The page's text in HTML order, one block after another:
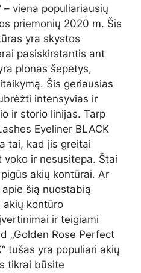
– viena populiariausių
priemonių 2020 m. Šis
yra skystos
pasiskirstantis ant
plonas šepetys,
Šis geriausias
intensyvias ir
ir storio linijas. Tarp
Eyeliner BLACK
tai, kad jis greitai
ir nesusitepa. Štai
akių kontūrai. Ar
šią nuostabią
akių kontūro
ir teigiami
„Golden Rose Perfect
tušas yra populiari akių
tikrai būsite